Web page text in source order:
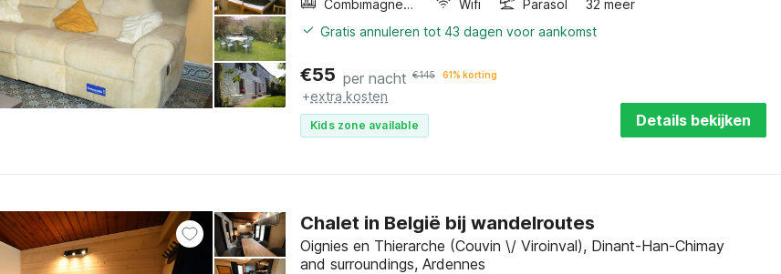
Combimagnetron
Wifi Parasol
32 meer
Gratis annuleren tot 43 dagen voor aankomst
€55 per nacht €145 61% korting
+extra kosten
Kids zone available Details bekijken
Chalet in België bij wandelroutes
Oignies en Thierarche (Couvin \/ Viroinval), Dinant-Han-Chimay
and surroundings, Ardennes